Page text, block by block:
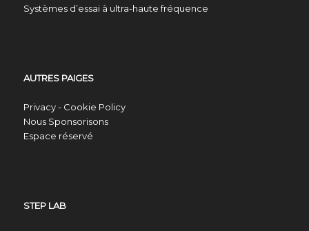
Systèmes d’essai à ultra-haute fréquence
AUTRES PAIGES
Privacy - Cookie Policy
Nous Sponsorisons
Espace réservé
STEP LAB